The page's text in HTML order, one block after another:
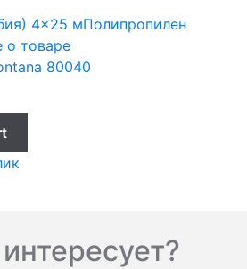
4x25 мПолипропилен
о товаре
80040